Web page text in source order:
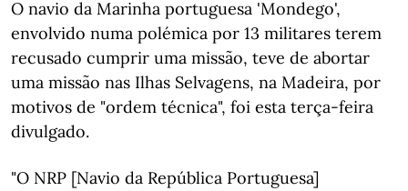
O navio da Marinha portuguesa 'Mondego',
envolvido numa polémica por 13 militares terem
recusado cumprir uma missão, teve de abortar
uma missão nas Ilhas Selvagens, na Madeira, por
motivos de "ordem técnica", foi esta terça-feira
divulgado.
"O NRP [Navio da República Portuguesa]